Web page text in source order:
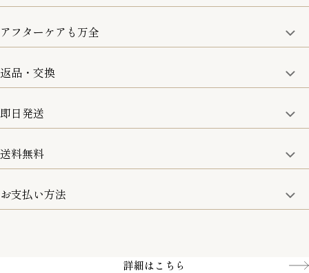
商品金額の10%をポイント還元いたします。
アフターケアも万全
取り扱い商品はすべて正規品となります。
修理などのご相談に関しましては、責任を持って対応させてい
ただきます。
返品・交換
8日以内なら、返品・交換も可能です。
即日発送
15:00までのご注文は即日発送
お取寄せ商品を除く
送料無料
5,500円(税込)以上で全国送料無料となります。
お支払い方法
詳細はこちら